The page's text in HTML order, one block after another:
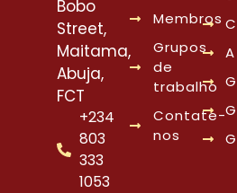
Bobo
Street,
Maitama,
Abuja,
FCT
+234
803
333
1053
Membros
Grupos
de
trabalho
Contate-
nos